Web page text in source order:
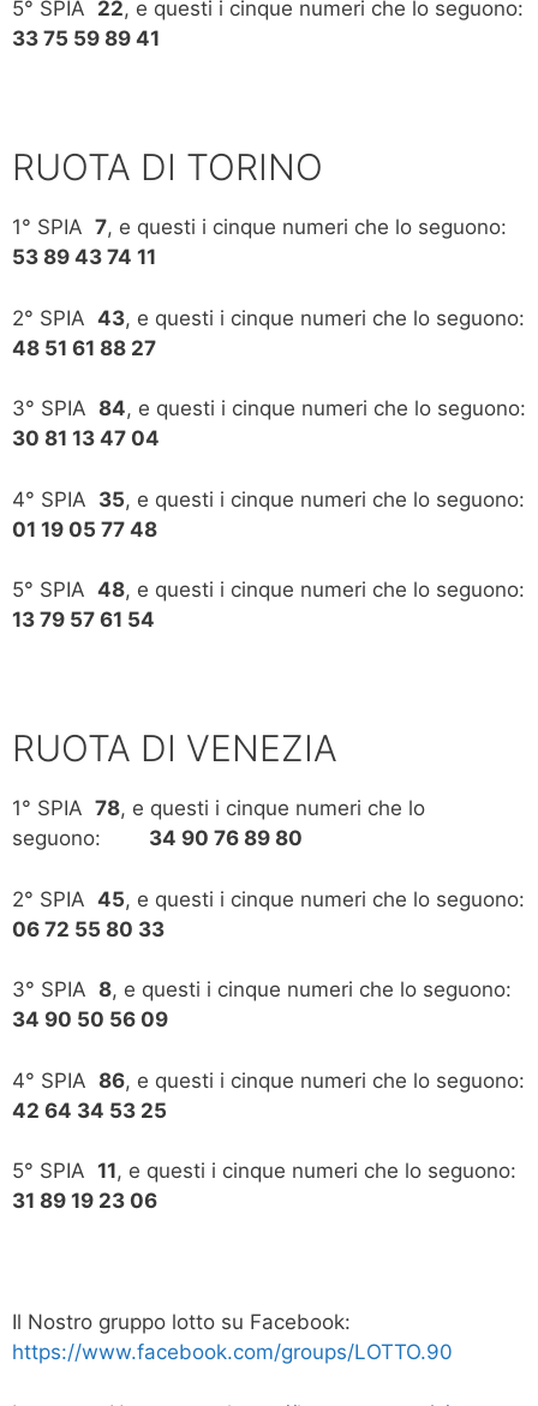
5° SPIA 22, e questi i cinque numeri che lo seguono:
33 75 59 89 41
RUOTA DI TORINO
1° SPIA 7, e questi i cinque numeri che lo seguono:
53 89 43 74 11
2° SPIA 43, e questi i cinque numeri che lo seguono:
48 51 61 88 27
3° SPIA 84, e questi i cinque numeri che lo seguono:
30 81 13 47 04
4° SPIA 35, e questi i cinque numeri che lo seguono:
01 19 05 77 48
5° SPIA 48, e questi i cinque numeri che lo seguono:
13 79 57 61 54
RUOTA DI VENEZIA
1° SPIA 78, e questi i cinque numeri che lo
seguono: 34 90 76 89 80
2° SPIA 45, e questi i cinque numeri che lo seguono:
06 72 55 80 33
3° SPIA 8, e questi i cinque numeri che lo seguono:
34 90 50 56 09
4° SPIA 86, e questi i cinque numeri che lo seguono:
42 64 34 53 25
5° SPIA 11, e questi i cinque numeri che lo seguono:
31 89 19 23 06
Il Nostro gruppo lotto su Facebook:
https://www.facebook.com/groups/LOTTO.90